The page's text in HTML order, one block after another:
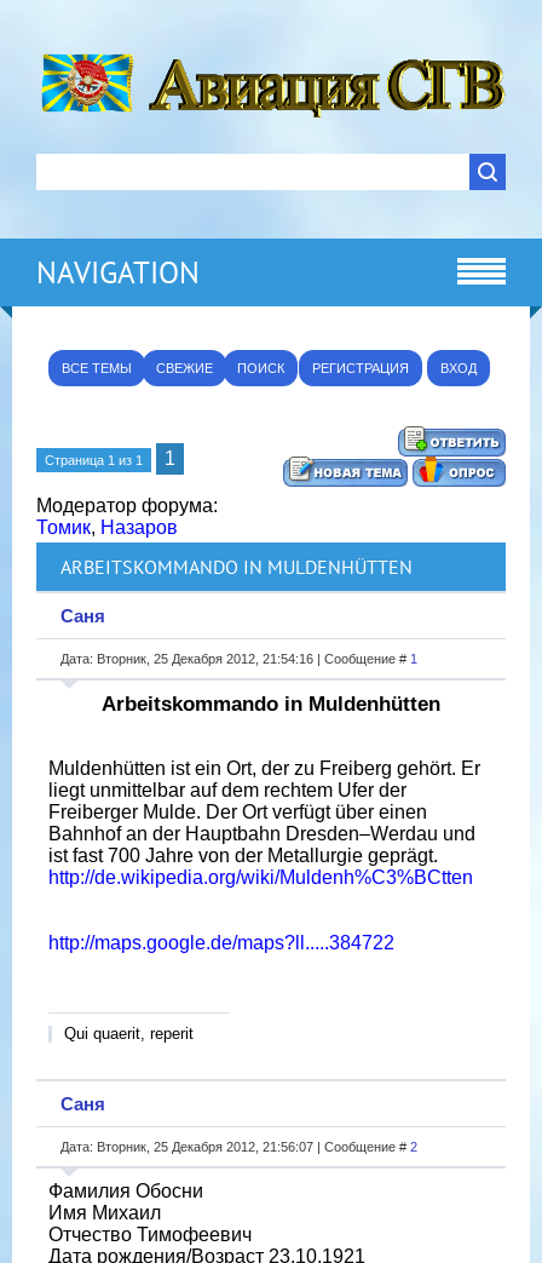
NAVIGATION
ВСЕ ТЕМЫ СВЕЖИЕ ПОИСК РЕГИСТРАЦИЯ ВХОД
Страница 1 из 1 1
Модератор форума:
Томик, Назаров
ARBEITSKOMMANDO IN MULDENHÜTTEN
Саня
Дата: Вторник, 25 Декабря 2012, 21:54:16 | Сообщение # 1
Arbeitskommando in Muldenhütten
Muldenhütten ist ein Ort, der zu Freiberg gehört. Er
liegt unmittelbar auf dem rechtem Ufer der
Freiberger Mulde. Der Ort verfügt über einen
Bahnhof an der Hauptbahn Dresden–Werdau und
ist fast 700 Jahre von der Metallurgie geprägt.
http://de.wikipedia.org/wiki/Muldenh%C3%BCtten
http://maps.google.de/maps?ll.....384722
Qui quaerit, reperit
Саня
Дата: Вторник, 25 Декабря 2012, 21:56:07 | Сообщение # 2
Фамилия Обосни
Имя Михаил
Отчество Тимофеевич
Дата рождения/Возраст 23.10.1921